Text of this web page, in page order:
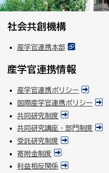
社会共創機構
産学官連携本部
産学官連携情報
産学官連携ポリシー
国際産学官連携ポリシー
共同研究制度
共同研究講座・部門制度
受託研究制度
寄附金制度
利益相反関係